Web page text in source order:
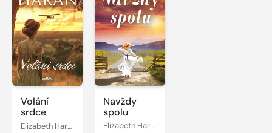
Volání
srdce
Elizabeth Haran
Navždy
spolu
Elizabeth Haran